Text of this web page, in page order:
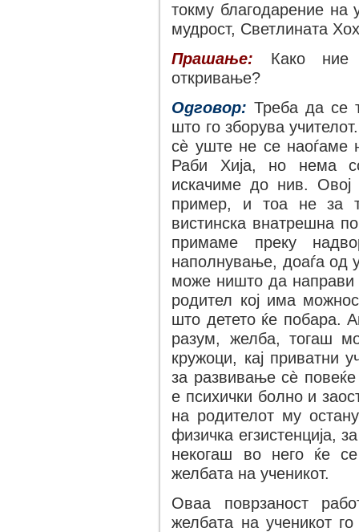
токму благодарение на
мудрост, Светлината
Прашање: Како ние
откривање?
Одговор: Треба да се
што го зборува
сѐ уште не се наоѓаме
Раби Хија, но нема
искачиме до нив. Овој
пример, и тоа не за
вистинска внатрешна
примаме преку
наполнување, доаѓа од
може ништо да направи
родител кој има
што детето ќе побара.
разум, желба, тогаш
кружоци, кај приватни
за развивање сѐ
е психички болно и
на родителот му
физичка егзистенција,
некогаш во него ќе
желбата на ученикот.
Оваа поврзаност
желбата на ученикот